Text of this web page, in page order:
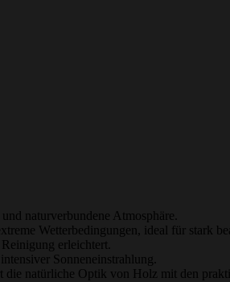
naturverbundene Atmosphäre.
Wetterbedingungen, ideal für stark
erleichtert.
Sonneneinstrahlung.
natürliche Optik von Holz mit den